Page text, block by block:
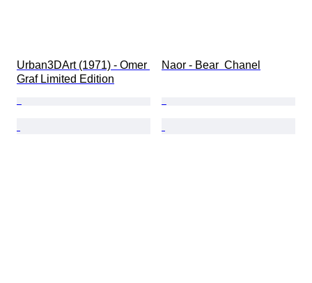
Urban3DArt (1971) - Omer
Graf Limited Edition
Naor - Bear  Chanel